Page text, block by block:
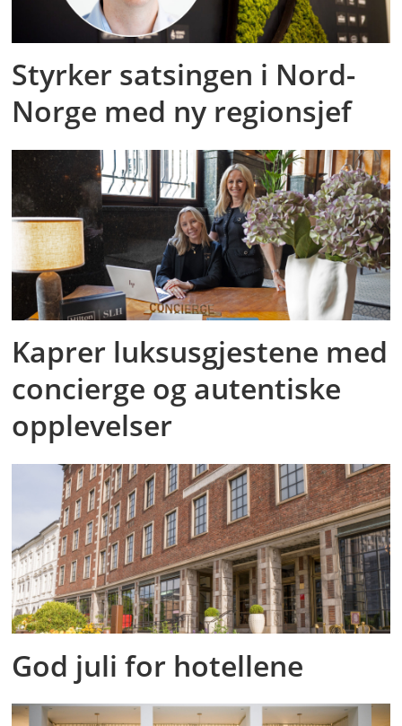
Styrker satsingen i Nord-
Norge med ny regionsjef
Kaprer luksusgjestene med
concierge og autentiske
opplevelser
God juli for hotellene